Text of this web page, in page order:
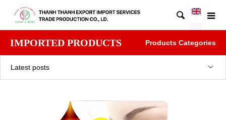

IMPORTED PRODUCTS Products Categories
Latest posts